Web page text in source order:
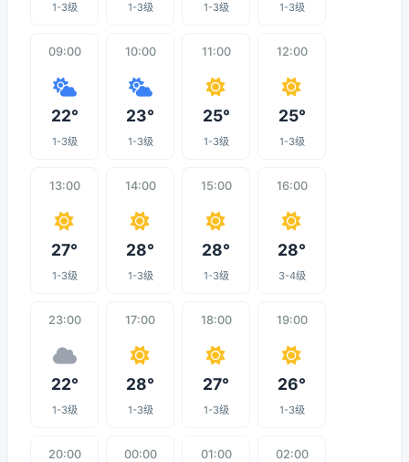
1-3级 1-3级 1-3级 1-3级
09:00
22°
1-3级
10:00
23°
1-3级
11:00
25°
1-3级
12:00
25°
1-3级
13:00
27°
1-3级
14:00
28°
1-3级
15:00
28°
1-3级
16:00
28°
3-4级
23:00
22°
1-3级
17:00
28°
1-3级
18:00
27°
1-3级
19:00
26°
1-3级
20:00 00:00 01:00 02:00